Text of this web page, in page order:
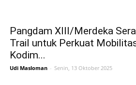
Pangdam XIII/Merdeka
Trail untuk Perkuat
Kodim...
Udi Masloman - Senin, 13 Oktober 2025